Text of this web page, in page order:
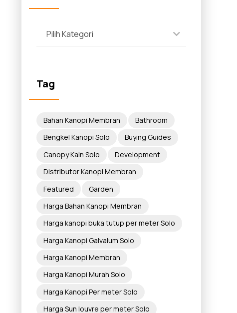
Pilih Kategori
Tag
Bahan Kanopi Membran
Bathroom
Bengkel Kanopi Solo
Buying Guides
Canopy Kain Solo
Development
Distributor Kanopi Membran
Featured
Garden
Harga Bahan Kanopi Membran
Harga kanopi buka tutup per meter Solo
Harga Kanopi Galvalum Solo
Harga Kanopi Membran
Harga Kanopi Murah Solo
Harga Kanopi Per meter Solo
Harga Sun louvre per meter Solo